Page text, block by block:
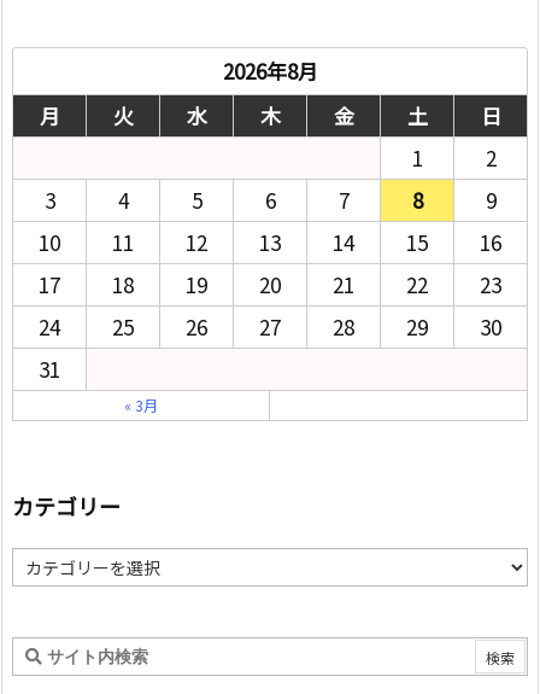
2026年8月
月
火 水 木 金 土
日
1
2
3
4 5 6 7 8
9
10
11 12 13 14 15
16
17
18 19 20 21 22
23
24
25 26 27 28 29
30
31
« 3月
カテゴリー
カ
テ
リ
ー